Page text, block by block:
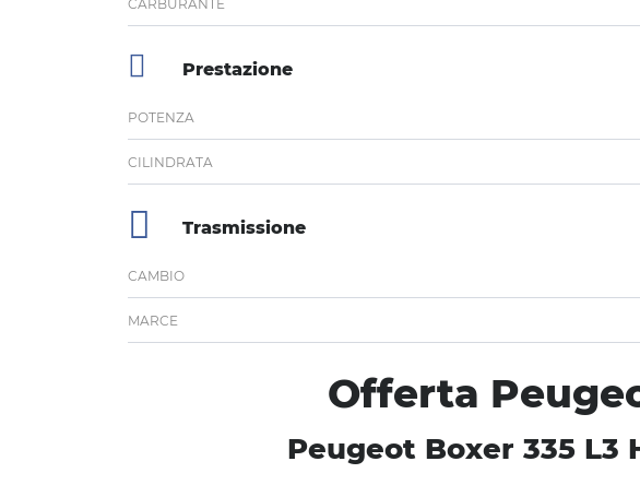
CARBURANTE
Prestazione
POTENZA
CILINDRATA
Trasmissione
CAMBIO
MARCE
Offerta
Peugeot Boxer 335 L3